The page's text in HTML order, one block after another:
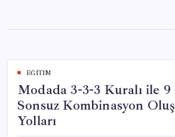
content
EĞITIM
Modada 3-3-3 Kuralı ile 9
Sonsuz Kombinasyon
Yolları